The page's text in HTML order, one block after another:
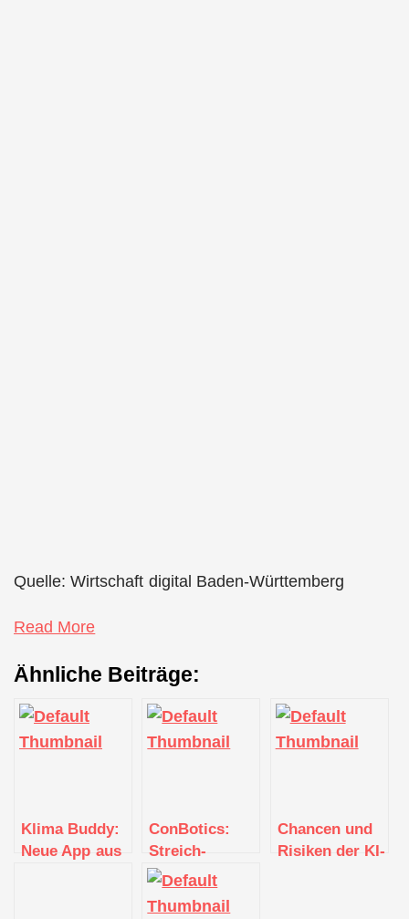
Quelle: Wirtschaft digital Baden-Württemberg
Read More
Ähnliche Beiträge:
Klima Buddy:
Neue App aus
ConBotics:
Streich-
Roboter als
verlängerter
Chancen und
Risiken der KI-